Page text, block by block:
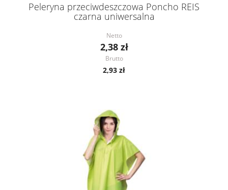
Peleryna przeciwdeszczowa Poncho REIS
czarna uniwersalna
Netto
2,38 zł
Brutto
2,93 zł